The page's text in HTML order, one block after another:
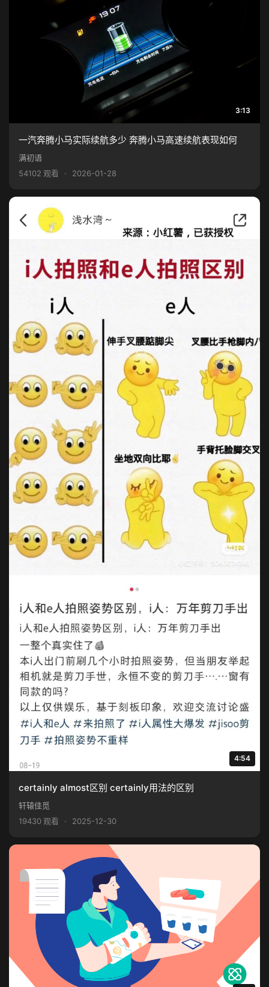
3:13
一汽奔腾小马实际续航多少 奔腾小马高速续航表现如何
满初语
54102 观看
· 2026-01-28
4:54
certainly almost区别 certainly用法的区别
轩辕佳觅
19430 观看
· 2025-12-30